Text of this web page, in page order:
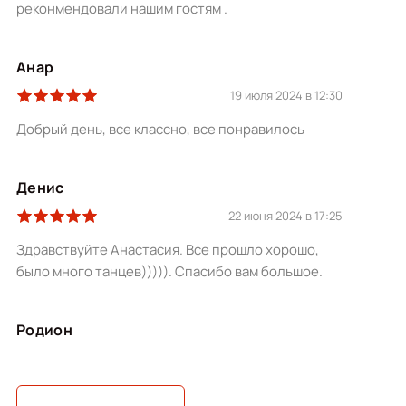
реконмендовали нашим гостям .
Анар
19 июля 2024 в 12:30
Добрый день, все классно, все понравилось
Денис
22 июня 2024 в 17:25
Здравствуйте Анастасия. Все прошло хорошо,
было много танцев))))). Спасибо вам большое.
Родион
Спасибо! Провели время замечательно.